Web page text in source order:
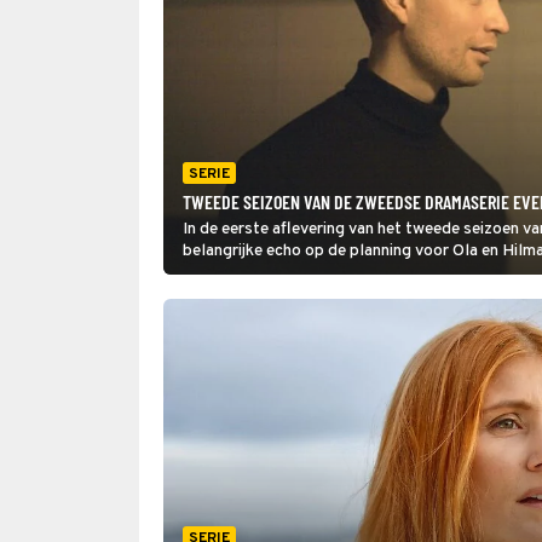
SERIE
TWEEDE SEIZOEN VAN DE ZWEEDSE DRAMASERIE
In de eerste aflevering van het tweede seizoen
belangrijke echo op de planning voor Ola en
vrienden. Het wordt ongemakkelijk wanneer